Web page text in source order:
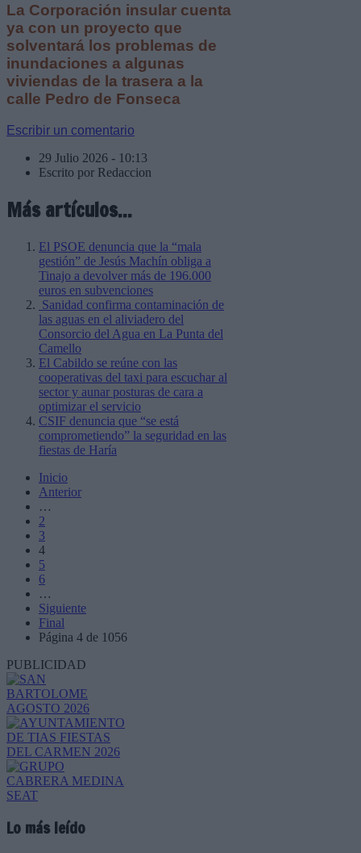
La Corporación insular cuenta
ya con un proyecto que
solventará los problemas de
inundaciones a algunas
viviendas de la trasera a la
calle Pedro de Fonseca
Escribir un comentario
29 Julio 2026 - 10:13
Escrito por Redaccion
Más artículos...
El PSOE denuncia que la “mala
gestión” de Jesús Machín obliga a
Tinajo a devolver más de 196.000
euros en subvenciones
Sanidad confirma contaminación de
las aguas en el aliviadero del
Consorcio del Agua en La Punta del
Camello
El Cabildo se reúne con las
cooperativas del taxi para escuchar al
sector y aunar posturas de cara a
optimizar el servicio
CSIF denuncia que “se está
comprometiendo” la seguridad en las
fiestas de Haría
Inicio
Anterior
…
2
3
4
5
6
…
Siguiente
Final
Página 4 de 1056
PUBLICIDAD
Lo más leído